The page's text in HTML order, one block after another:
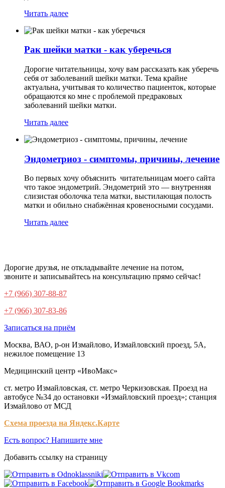
Читать далее
Рак шейки матки - как уберечься
Дорогие читательницы, хочу вам рассказать как уберечь
себя от заболеваний шейки матки. Тема крайне
актуальна, учитывая то количество пациенток, которые
обращаются ко мне с проблемой предраковых
заболеваний шейки матки.
Читать далее
Эндометриоз - симптомы, причины, лечение
Во первых хочу объяснить читательницам моего сайта
что такое эндометрий. Эндометрий это — внутренняя
слизистая оболочка тела матки, выстилающая полость
матки и обильно снабжённая кровеносными сосудами.
Читать далее
Дорогие друзья, не откладывайте лечение на потом,
звоните и записывайтесь на консультацию прямо сейчас!
+7 (966) 307-88-87
+7 (966) 307-83-86
Записаться на приём
Москва, ВАО, р-он Измайлово, Измайловский проезд, 5А,
нежилое помещение 13
Медицинский центр «ИвоМакс»
ст. метро Измайловская, ст. метро Черкизовская. Проезд на
автобусе №34 до остановки «Измайловский проезд»; станция
Измайлово от МСД
Схема проезда на Яндекс.Карте
Есть вопрос? Напишите мне
Добавить ссылку на страницу